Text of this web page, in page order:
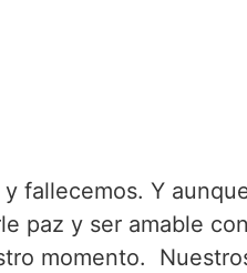
fallecemos. Y
paz y ser amable
momento.